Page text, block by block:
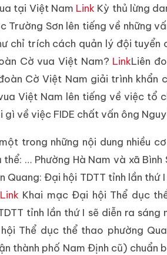
tại Việt Nam Link Kỳ thủ lừng
Trường Sơn lên tiếng về những
chỉ trích cách quản lý đội tuyển
Cờ vua Việt Nam? LinkLiên
Cờ Việt Nam giải trình khẩn
Việt Nam lên tiếng về việc tổ
về việc FIDE chất vấn ông
trong những nội dung nhiều
… Phường Hà Nam và xã Bình
Quang: Đại hội TDTT tỉnh lần thứ
Link Khai mạc Đại hội Thể dục
tỉnh lần thứ I sẽ diễn ra
Thể dục thể thao phường
thành phố Nam Định cũ) chuẩn